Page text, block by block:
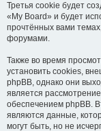
Третья cookie будет
«My Board» и будет
прочтённых вами
форумами.
Также во время
установить cookies,
phpBB, однако они
является
обеспечением phpBB.
являются данные,
могут быть, но не